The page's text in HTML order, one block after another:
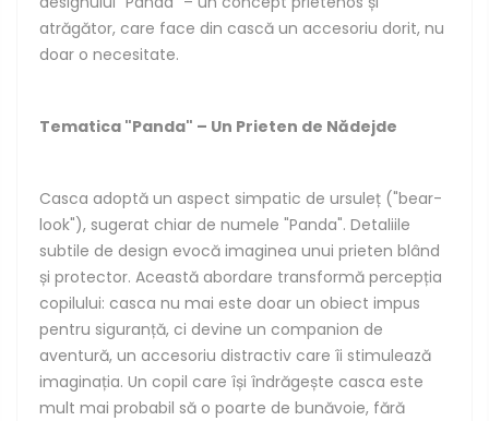
atrăgător, care face din cască un accesoriu dorit, nu
doar o necesitate.
Tematica "Panda" – Un Prieten de Nădejde
Casca adoptă un aspect simpatic de ursuleț ("bear-
look"), sugerat chiar de numele "Panda". Detaliile
subtile de design evocă imaginea unui prieten blând
și protector. Această abordare transformă percepția
copilului: casca nu mai este doar un obiect impus
pentru siguranță, ci devine un companion de
aventură, un accesoriu distractiv care îi stimulează
imaginația. Un copil care își îndrăgește casca este
mult mai probabil să o poarte de bunăvoie, fără